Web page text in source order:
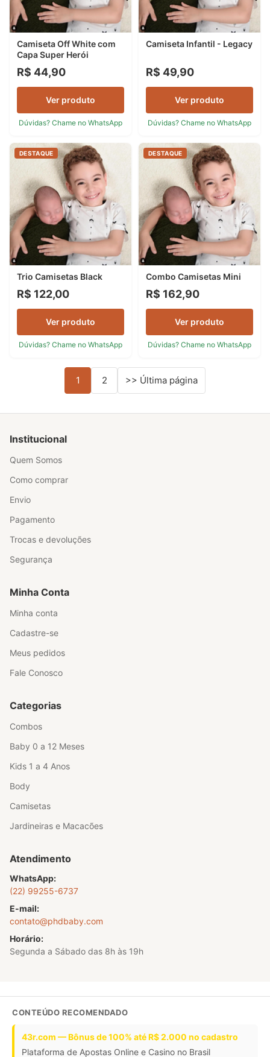
Camiseta Off White com
Capa Super Herói
R$ 44,90
Ver produto
Dúvidas? Chame no WhatsApp
Camiseta Infantil - Legacy
R$ 49,90
Ver produto
Dúvidas? Chame no WhatsApp
DESTAQUE
Trio Camisetas Black
R$ 122,00
Ver produto
Dúvidas? Chame no WhatsApp
DESTAQUE
Combo Camisetas Mini
R$ 162,90
Ver produto
Dúvidas? Chame no WhatsApp
1 2 >> Última página
Institucional
Quem Somos
Como comprar
Envio
Pagamento
Trocas e devoluções
Segurança
Minha Conta
Minha conta
Cadastre-se
Meus pedidos
Fale Conosco
Categorias
Combos
Baby 0 a 12 Meses
Kids 1 a 4 Anos
Body
Camisetas
Jardineiras e Macacões
Atendimento
WhatsApp:
(22) 99255-6737
E-mail:
contato@phdbaby.com
Horário:
Segunda a Sábado das 8h às 19h
CONTEÚDO RECOMENDADO
43r.com — Bônus de 100% até R$ 2.000 no cadastro
Plataforma de Apostas Online e Casino no Brasil